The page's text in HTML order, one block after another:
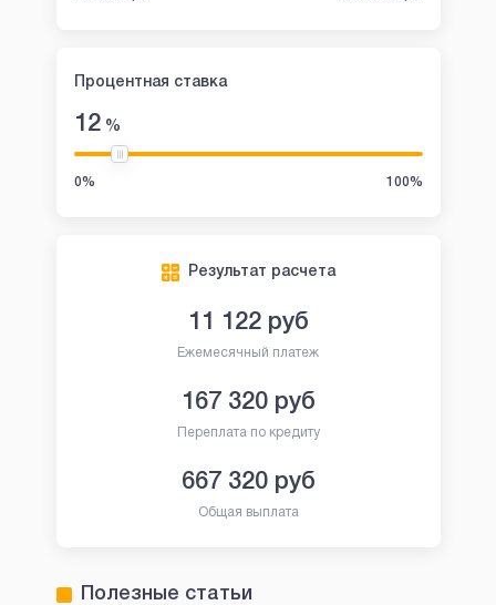
Процентная ставка
12%
0% 100%
Результат расчета
11 122руб
Ежемесячный платеж
167 320руб
Переплата по кредиту
667 320руб
Общая выплата
Полезные статьи